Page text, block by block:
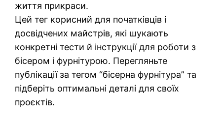
життя прикраси.
Цей тег корисний для початківців і
досвідчених майстрів, які шукають
конкретні тести й інструкції для роботи з
бісером і фурнітурою. Перегляньте
публікації за тегом “бісерна фурнітура” та
підберіть оптимальні деталі для своїх
проєктів.